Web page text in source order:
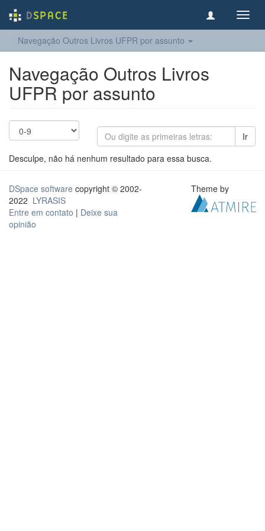
Navegação Outros Livros UFPR por assunto
Navegação Outros Livros
UFPR por assunto
Ir
Desculpe, não há nenhum resultado para essa busca.
DSpace software copyright © 2002-
2022 LYRASIS
Entre em contato | Deixe sua
opinião
Theme by